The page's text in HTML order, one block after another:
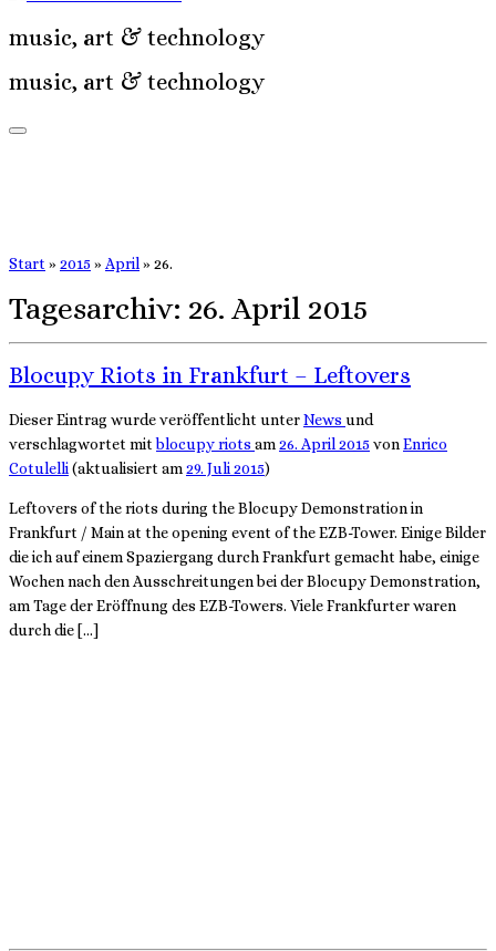
music, art & technology
music, art & technology
Start » 2015 » April» 26.
Tagesarchiv: 26. April 2015
Blocupy Riots in Frankfurt – Leftovers
Dieser Eintrag wurde veröffentlicht unterNews und
verschlagwortet mitblocupyriots am26. April 2015 vonEnrico
Cotulelli(aktualisiert am29. Juli 2015)
Leftovers of the riots during the Blocupy Demonstration in
Frankfurt / Main at the opening event of the EZB-Tower. Einige Bilder
die ich auf einem Spaziergang durch Frankfurt gemacht habe, einige
Wochen nach den Ausschreitungen bei der Blocupy Demonstration,
am Tage der Eröffnung des EZB-Towers. Viele Frankfurter waren
durch die […]